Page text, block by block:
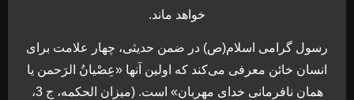
خواهد ماند.
رسول گرامی اسلام(ص) در ضمن حديثی، چهار علامت برای
انسان خائن معرفی می‌كند كه اولين آنها «عِصْيانُ الرَحمن يا
همان نافرمانی خدای مهربان» است. (ميزان الحكمه، ج 3،